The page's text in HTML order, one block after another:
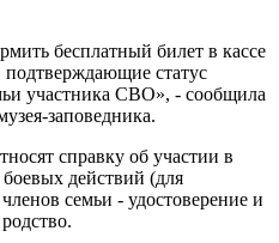
бесплатный билет в кассе
подтверждающие статус
участника СВО», - сообщила
заповедника.
справку об участии в
действий (для
семьи - удостоверение и